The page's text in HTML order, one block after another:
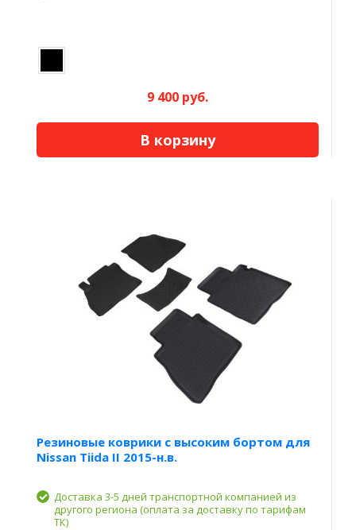
9 400 руб.
В корзину
Резиновые коврики с высоким бортом для
Nissan Tiida II 2015-н.в.
Доставка 3-5 дней транспортной компанией из
другого региона (оплата за доставку по тарифам
ТК)